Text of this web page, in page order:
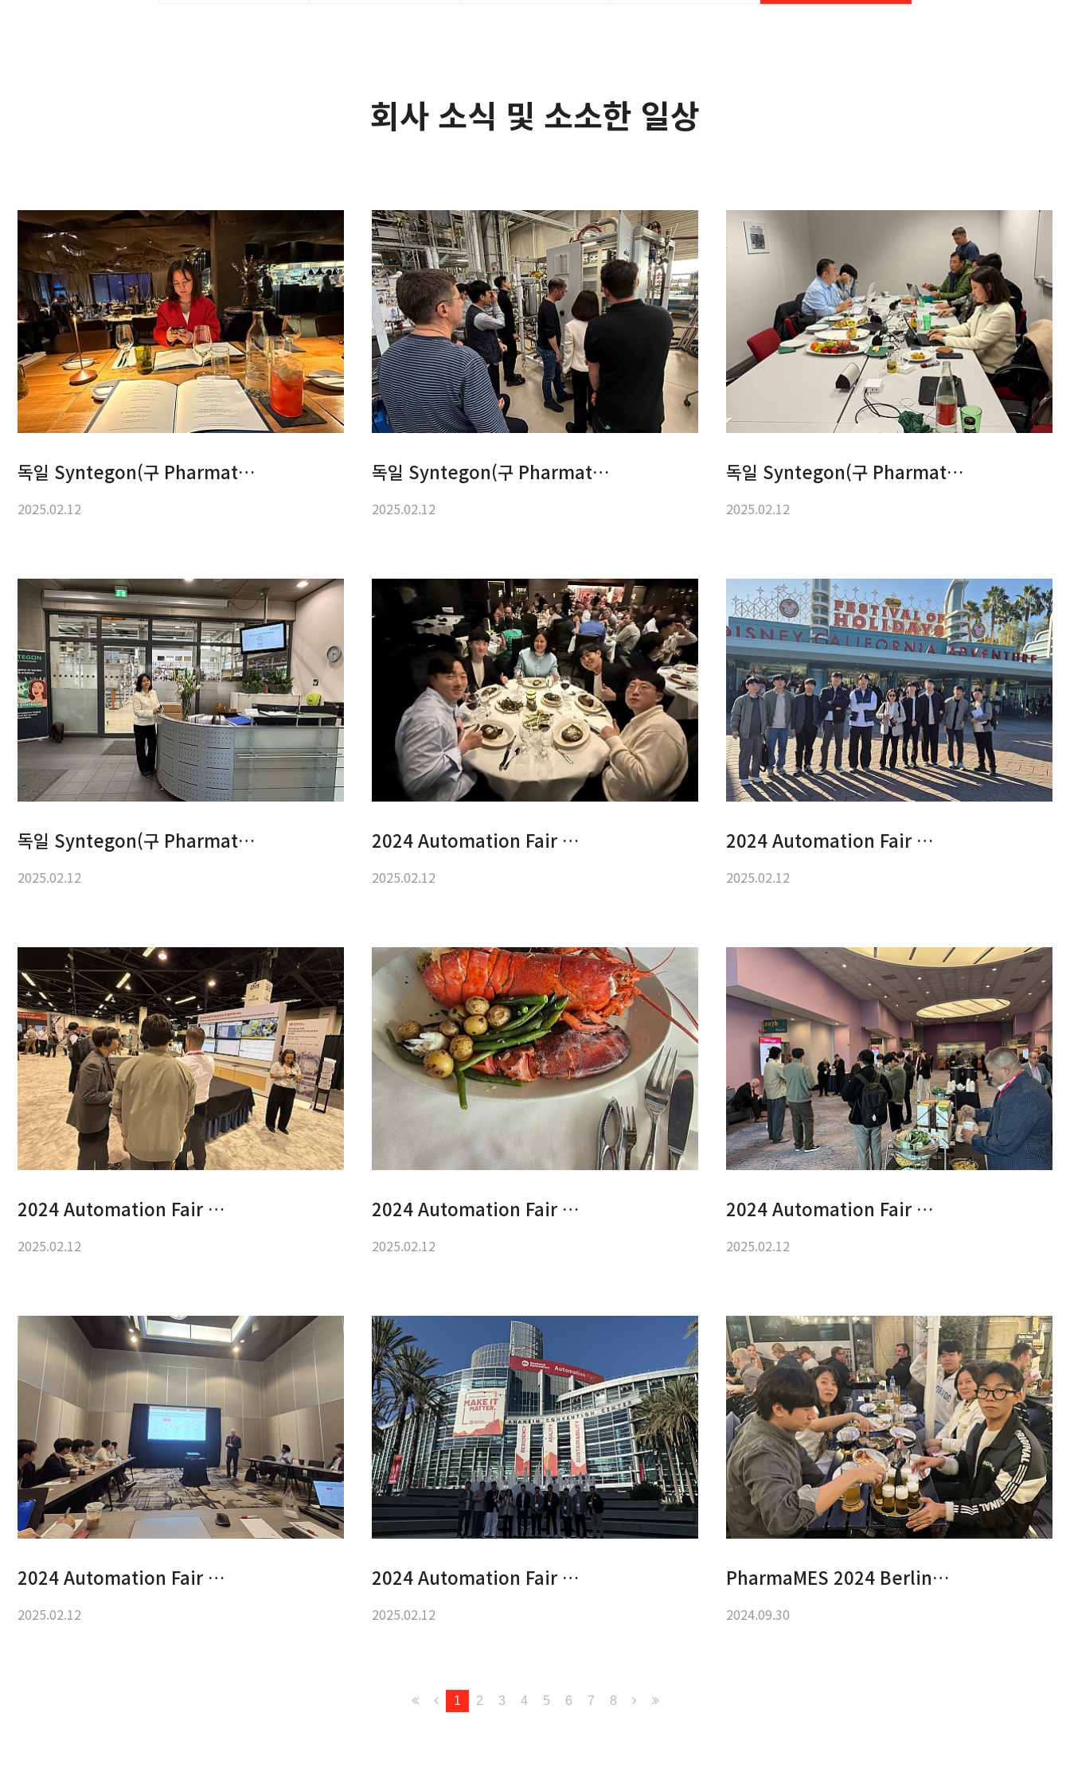
회사 소식 및 소소한 일상
독일 Syntegon(구 Pharmat…
2025.02.12
독일 Syntegon(구 Pharmat…
2025.02.12
독일 Syntegon(구 Pharmat…
2025.02.12
독일 Syntegon(구 Pharmat…
2025.02.12
2024 Automation Fair …
2025.02.12
2024 Automation Fair …
2025.02.12
2024 Automation Fair …
2025.02.12
2024 Automation Fair …
2025.02.12
2024 Automation Fair …
2025.02.12
2024 Automation Fair …
2025.02.12
2024 Automation Fair …
2025.02.12
PharmaMES 2024 Berlin…
2024.09.30
1 2 3 4 5 6 7 8